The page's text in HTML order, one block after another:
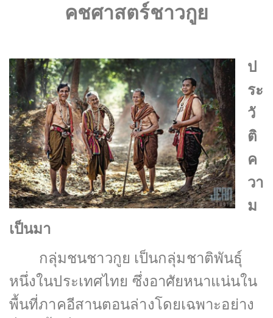
คชศาสตร์ชาวกูย
ป
ระ
วั
ติ
ค
วา
ม
เป็นมา
กลุ่มชนชาวกูย เป็นกลุ่มชาติพันธุ์
หนึ่งในประเทศไทย ซึ่งอาศัยหนาแน่นใน
พื้นที่ภาคอีสานตอนล่างโดยเฉพาะอย่าง